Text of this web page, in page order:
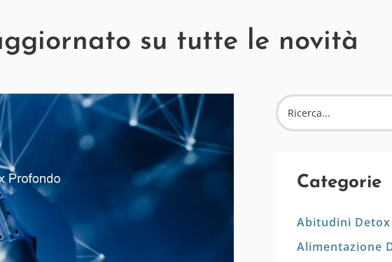
su tutte le novità
Categorie
Abitudini Detox
Alimentazione